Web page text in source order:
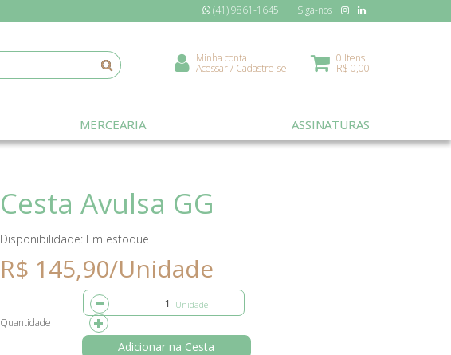
(41) 9861-1645 Siga-nos
Minha conta
Acessar/ Cadastre-se
0 Itens
R$ 0,00
MERCEARIA ASSINATURAS
Cesta Avulsa GG
Disponibilidade: Em estoque
R$ 145,90/Unidade
Quantidade
Adicionar na Cesta